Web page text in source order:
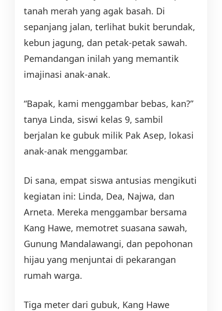
tanah merah yang agak basah. Di
sepanjang jalan, terlihat bukit berundak,
kebun jagung, dan petak-petak sawah.
Pemandangan inilah yang memantik
imajinasi anak-anak.
“Bapak, kami menggambar bebas, kan?”
tanya Linda, siswi kelas 9, sambil
berjalan ke gubuk milik Pak Asep, lokasi
anak-anak menggambar.
Di sana, empat siswa antusias mengikuti
kegiatan ini: Linda, Dea, Najwa, dan
Arneta. Mereka menggambar bersama
Kang Hawe, memotret suasana sawah,
Gunung Mandalawangi, dan pepohonan
hijau yang menjuntai di pekarangan
rumah warga.
Tiga meter dari gubuk, Kang Hawe